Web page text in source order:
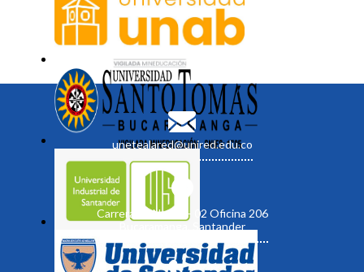
unetealared@unired.edu.co
Carrera 19 No. 35 - 02 Oficina 206
Bucaramanga, Santander